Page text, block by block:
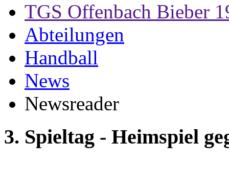
TGS Offenbach Bieber
Abteilungen
Handball
News
Newsreader
3. Spieltag - Heimspiel